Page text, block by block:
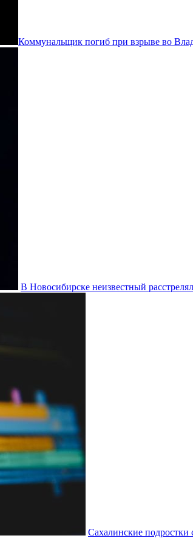
Коммунальщик погиб при взрыве во
В Новосибирске неизвестный
Сахалинские подростки